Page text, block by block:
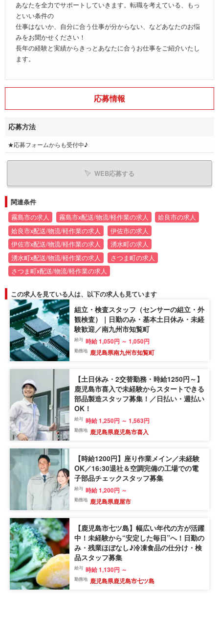
あなたを全力でサポートしていきます。転職を考えている、もっ
といい条件の
仕事はないか、自分に合う仕事が分からない、などあなたのお悩
みをお聞かせください！
長年の経験と実績からきっとあなたに合うお仕事をご紹介いたし
ます。
応募情報
応募方法
★応募フォームからも受付中♪
WEB応募する
関連条件
霧島市の求人 霧島市x配送/物流/軽作業の求人
姶良市の求人
姶良市x配送/物流/軽作業の求人
伊佐市の求人
伊佐市x配送/物流/軽作業の求人
湧水町の求人
湧水町x配送/物流/軽作業の求人
さつま町の求人
さつま町x配送/物流/軽作業の求人
この求人を見ている人は、以下の求人も見ています
組立・検査スタッフ（センサーの組立・外
観検査）｜日勤のみ・基本土日休み・未経
験歓迎／南九州市知覧町
給与 時給 1,050円 ～ 1,050円
勤務地 鹿児島県南九州市知覧町
【土日休み・2交替勤務・時給1250円～】
鹿児島市喜入で未経験からスタートできる
部品製造スタッフ募集！／日払い・週払い
OK！
給与 時給 1,250円 ～ 1,563円
勤務地 鹿児島県鹿児島市喜入
【時給1200円】座り作業メイン／未経験
OK／16:30退社＆空調完備の工場での電
子部品チェックスタッフ募集
給与 時給 1,200円 ～
勤務地 鹿児島県鹿屋市
【鹿児島市七ツ島】幅広い年代の方が活躍
中！未経験から“安定した毎日”へ！日勤の
み・残業ほぼなし♪冷凍食品の仕分け・検
品スタッフ募集
給与 時給 1,130円 ～
勤務地 鹿児島県鹿児島市七ツ島